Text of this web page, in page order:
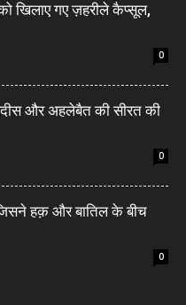
खिलाए गए ज़हरीले कैप्सूल,
0
और अहलेबैत की सीरत की
0
हक़ और बातिल के बीच
0